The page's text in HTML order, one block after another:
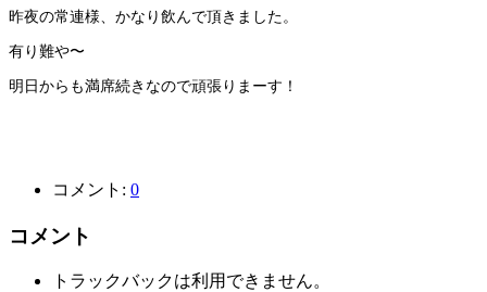
昨夜の常連様、かなり飲んで頂きました。
有り難や〜
明日からも満席続きなので頑張りまーす！
コメント: 0
コメント
トラックバックは利用できません。